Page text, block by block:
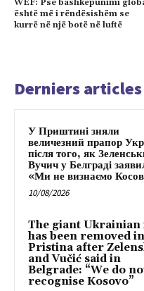
WEF: Pse bashkëpunimi
është më i rëndësishëm se
kurrë në një botë në luftë
Derniers articles
У Приштині зняли
величезний прапор
після того, як
Вучич у Белграді
«Ми не визнаємо
10/08/2026
The giant Ukrainian
has been removed in
Pristina after
and Vučić said in
Belgrade: “We do
recognise Kosovo”